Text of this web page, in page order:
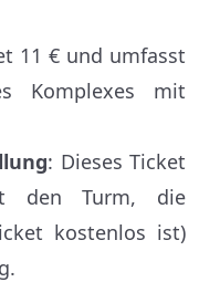
11 € und umfasst
Komplexes mit
: Dieses Ticket
den Turm, die
kostenlos ist)